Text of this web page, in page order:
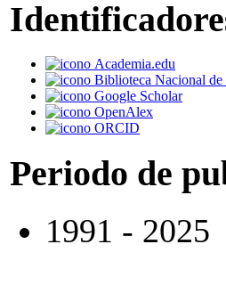
Academia.edu
Biblioteca Nacional de
Google Scholar
OpenAlex
ORCID
Periodo de
1991 - 2025